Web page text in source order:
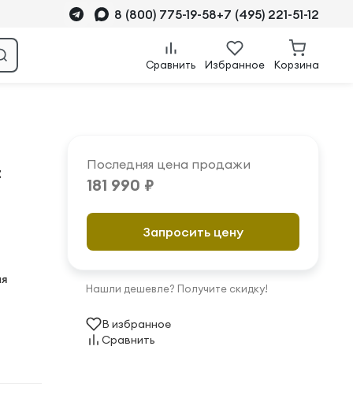
8 (800) 775-19-58+7 (495) 221-51-12
Сравнить Избранное Корзина
Последняя цена продажи
181 990 ₽
Запросить цену
Нашли дешевле? Получите скидку!
В избранное
Сравнить